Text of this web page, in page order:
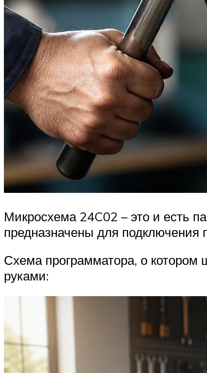
Микросхема 24C02 – это и есть
предназначены для подключения
Схема программатора, о котором
руками: